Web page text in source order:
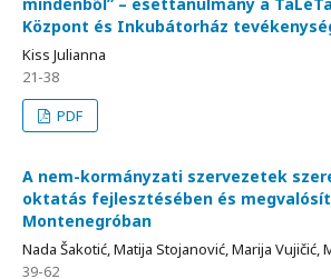
Központ és Inkubátorház
Kiss Julianna
21-38
PDF
A nem-kormányzati szervezetek
oktatás fejlesztésében és
Montenegróban
Nada Šakotić, Matija Stojanović, Marija Vujičić,
39-62